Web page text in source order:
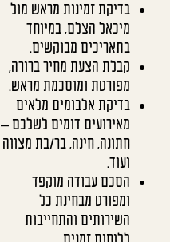
בדיקת זמינות מראש מול
מיכאל הצלם, במיוחד
בתאריכים מבוקשים.
קבלת הצעת מחיר ברורה,
מפורטת ומוסכמת מראש.
בדיקת אלבומים מלאים
מאירועים דומים לשלכם –
חתונה, חינה, בר/בת מצווה
ועוד.
הסכם עבודה מוקפד
ומפורט מבחינת כל
השירותים והתחייבות